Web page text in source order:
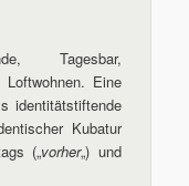
Tagesbar,
Eine
identitätstiftende
Kubatur
(„vorher„) und